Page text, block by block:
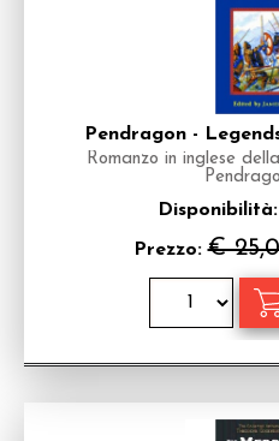
Pendragon -
Romanzo in inglese
Disponibilità:
Prezzo:€